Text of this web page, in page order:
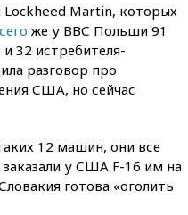
свыше 6,5 тысячи грузовиков
вчера, 20:53 Швыдкой:
«Интервидение» точно
пройдет в 2026 году
вчера, 20:35Велосипедист
погиб при атаке FPV-дрона в
Lockheed Martin, которых
же у ВВС Польши 91
32 истребителя-
разговор про
США, но сейчас
12 машин, они все
заказали у США F-16 им на
готова «оголить